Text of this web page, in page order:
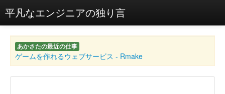
平凡なエンジニアの独り言
あかさたの最近の仕事
ゲームを作れるウェブサービス - Rmake